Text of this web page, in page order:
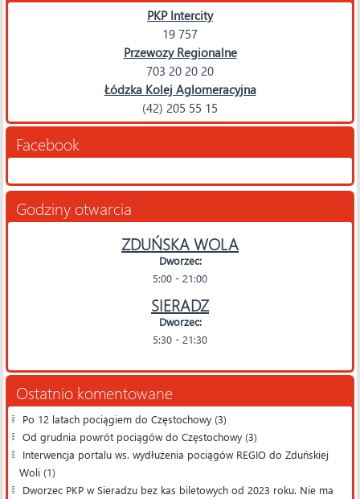
PKP Intercity
19 757
Przewozy Regionalne
703 20 20 20
Łódzka Kolej Aglomeracyjna
(42) 205 55 15
Facebook
Godziny otwarcia
ZDUŃSKA WOLA
Dworzec:
5:00 - 21:00
SIERADZ
Dworzec:
5:30 - 21:30
Ostatnio komentowane
Po 12 latach pociągiem do Częstochowy (3)
Od grudnia powrót pociągów do Częstochowy (3)
Interwencja portalu ws. wydłużenia pociągów REGIO do Zduńskiej
Woli (1)
Dworzec PKP w Sieradzu bez kas biletowych od 2023 roku. Nie ma